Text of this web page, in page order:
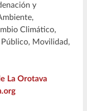
y
Climático,
Público, Movilidad,
La Orotava